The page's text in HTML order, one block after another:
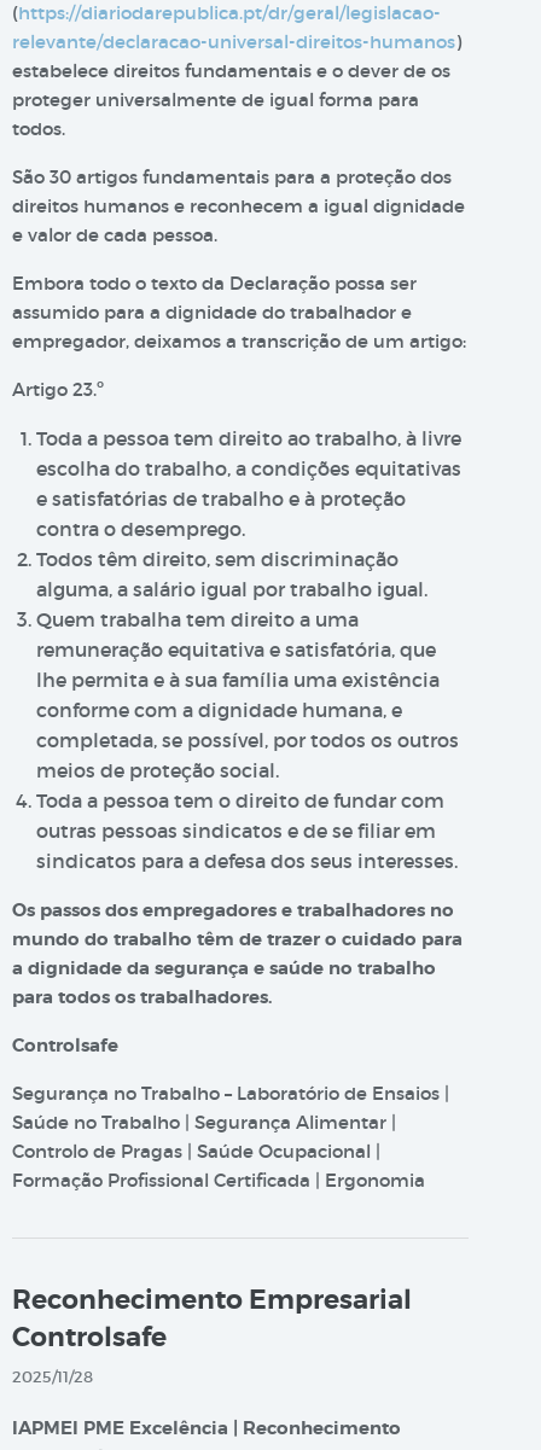
(https://diariodarepublica.pt/dr/geral/legislacao-
relevante/declaracao-universal-direitos-humanos)
estabelece direitos fundamentais e o dever de os
proteger universalmente de igual forma para
todos.
São 30 artigos fundamentais para a proteção dos
direitos humanos e reconhecem a igual dignidade
e valor de cada pessoa.
Embora todo o texto da Declaração possa ser
assumido para a dignidade do trabalhador e
empregador, deixamos a transcrição de um artigo:
Artigo 23.º
Toda a pessoa tem direito ao trabalho, à livre
escolha do trabalho, a condições equitativas
e satisfatórias de trabalho e à proteção
contra o desemprego.
Todos têm direito, sem discriminação
alguma, a salário igual por trabalho igual.
Quem trabalha tem direito a uma
remuneração equitativa e satisfatória, que
lhe permita e à sua família uma existência
conforme com a dignidade humana, e
completada, se possível, por todos os outros
meios de proteção social.
Toda a pessoa tem o direito de fundar com
outras pessoas sindicatos e de se filiar em
sindicatos para a defesa dos seus interesses.
Os passos dos empregadores e trabalhadores no
mundo do trabalho têm de trazer o cuidado para
a dignidade da segurança e saúde no trabalho
para todos os trabalhadores.
Controlsafe
Segurança no Trabalho – Laboratório de Ensaios |
Saúde no Trabalho | Segurança Alimentar |
Controlo de Pragas | Saúde Ocupacional |
Formação Profissional Certificada | Ergonomia
Reconhecimento Empresarial
Controlsafe
2025/11/28
IAPMEI PME Excelência | Reconhecimento